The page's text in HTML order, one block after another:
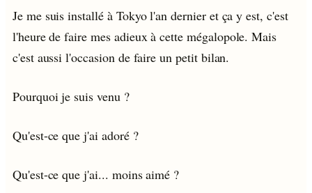
Je me suis installé à Tokyo l'an dernier et ça y est, c'est
l'heure de faire mes adieux à cette mégalopole. Mais
c'est aussi l'occasion de faire un petit bilan.
Pourquoi je suis venu ?
Qu'est-ce que j'ai adoré ?
Qu'est-ce que j'ai... moins aimé ?